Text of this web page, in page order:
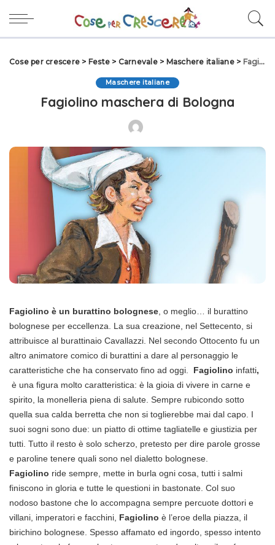
Cose per crescere > Feste > Carnevale> Maschere italiane> Fagiolino maschera di Bologna
Maschere italiane
Fagiolino maschera di Bologna
Fagiolino è un burattino bolognese , o meglio… il burattino
bolognese per eccellenza. La sua creazione, nel Settecento, si
attribuisce al burattinaio Cavallazzi. Nel secondo Ottocento fu un
altro animatore comico di burattini a dare al personaggio le
caratteristiche che ha conservato fino ad oggi. Fagiolino infatti,
è una figura molto caratteristica: è la gioia di vivere in carne e
spirito, la monelleria piena di salute. Sempre rubicondo sotto
quella sua calda berretta che non si toglierebbe mai dal capo. I
suoi sogni sono due: un piatto di ottime tagliatelle e giustizia per
tutti. Tutto il resto è solo scherzo, pretesto per dire parole grosse
e paroline tenere quali sono nel dialetto bolognese.
Fagiolino ride sempre, mette in burla ogni cosa, tutti i salmi
finiscono in gloria e tutte le questioni in bastonate. Col suo
nodoso bastone che lo accompagna sempre percuote dottori e
villani, imperatori e facchini, Fagiolino è l’eroe della piazza, il
birichino bolognese. Spesso affamato ed ingordo, spesso intento